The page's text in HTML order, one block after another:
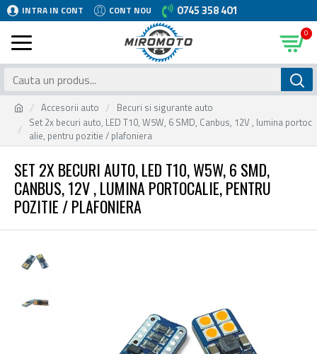
INTRA IN CONT CONT NOU 0745 358 401
0
Accesorii auto
Becuri si sigurante auto
Set 2x becuri auto, LED T10, W5W, 6 SMD, Canbus, 12V , lumina portoc
alie, pentru pozitie / plafoniera
SET 2X BECURI AUTO, LED T10, W5W, 6 SMD,
CANBUS, 12V , LUMINA PORTOCALIE, PENTRU
POZITIE / PLAFONIERA